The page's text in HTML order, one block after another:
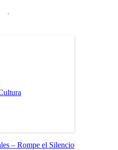
.
– Rompe el Silencio